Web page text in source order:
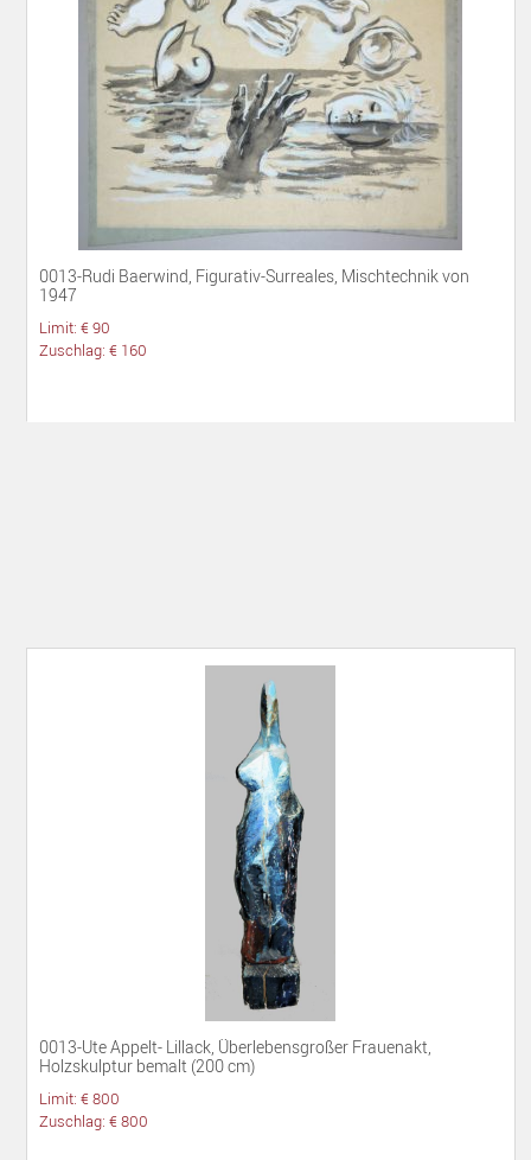
0013-Rudi Baerwind, Figurativ-Surreales, Mischtechnik von
1947
Limit: € 90
Zuschlag: € 160
0013-Ute Appelt- Lillack, Überlebensgroßer Frauenakt,
Holzskulptur bemalt (200 cm)
Limit: € 800
Zuschlag: € 800